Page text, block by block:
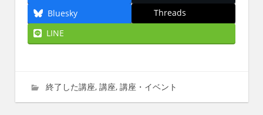
Bluesky
Threads
LINE
2023年6月7日
imati
終了した講座, 講座, 講座・イベント